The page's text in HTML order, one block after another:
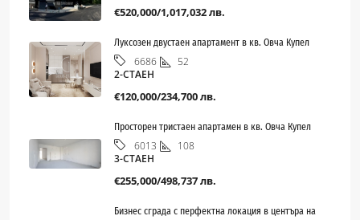
€520,000/1,017,032 лв.
Луксозен двустаен апартамент в кв. Овча Купел
6686
52
2-СТАЕН
€120,000/234,700 лв.
Просторен тристаен апартамен в кв. Овча Купел
6013
108
3-СТАЕН
€255,000/498,737 лв.
Бизнес сграда с перфектна локация в центъра на